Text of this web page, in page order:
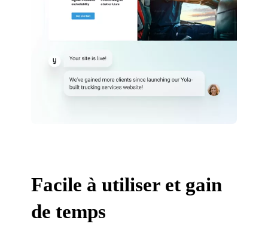
Facile à utiliser et gain
de temps